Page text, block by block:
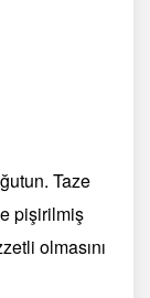
Taze
pişirilmiş
olmasını